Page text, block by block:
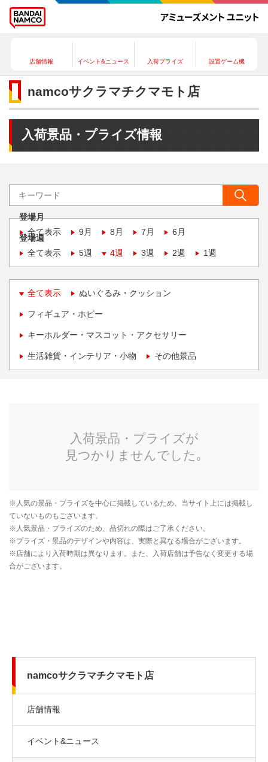
店舗情報 イベント&ニュース 入荷プライズ 設置ゲーム機
namcoサクラマチクマモト店
入荷景品・プライズ情報
登場月
全て表示
9月 8月 7月 6月
登場週
全て表示
5週 4週 3週 2週 1週
全て表示 ぬいぐるみ・クッション
フィギュア・ホビー
キーホルダー・マスコット・アクセサリー
生活雑貨・インテリア・小物 その他景品
namcoサクラマチクマモト店
店舗情報
イベント&ニュース